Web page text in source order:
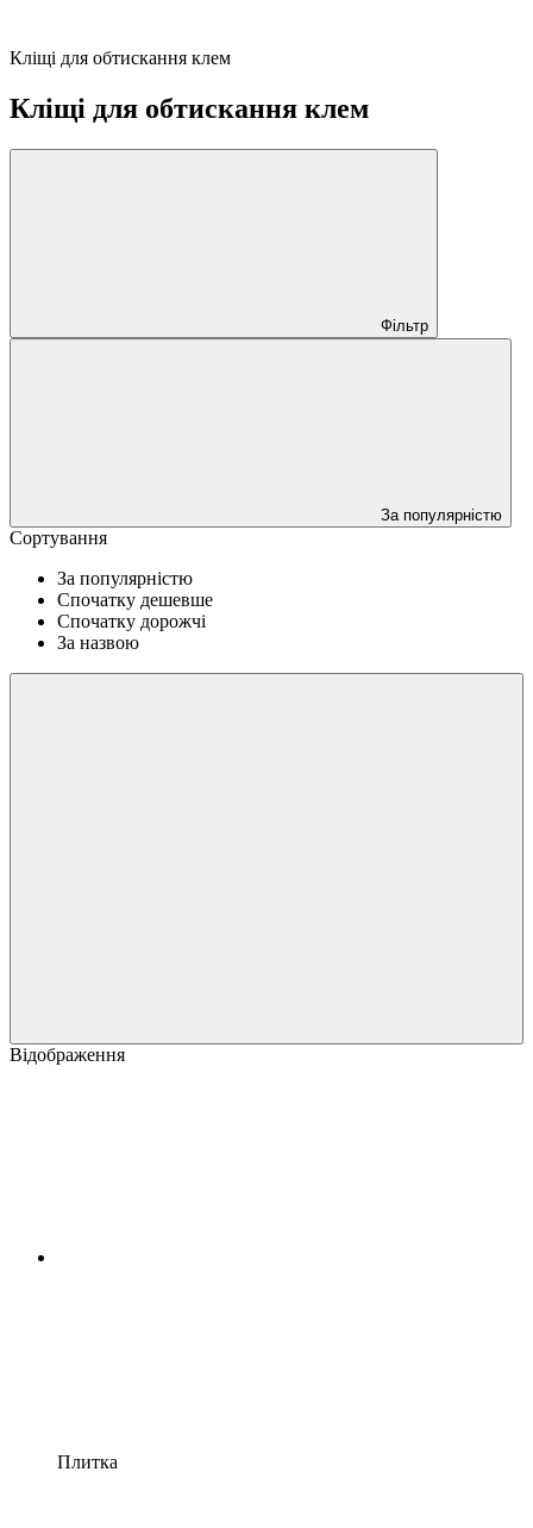
Кліщі для обтискання клем
Кліщі для обтискання клем
Фільтр
За популярністю
Сортування
За популярністю
Спочатку дешевше
Спочатку дорожчі
За назвою
Відображення
Плитка